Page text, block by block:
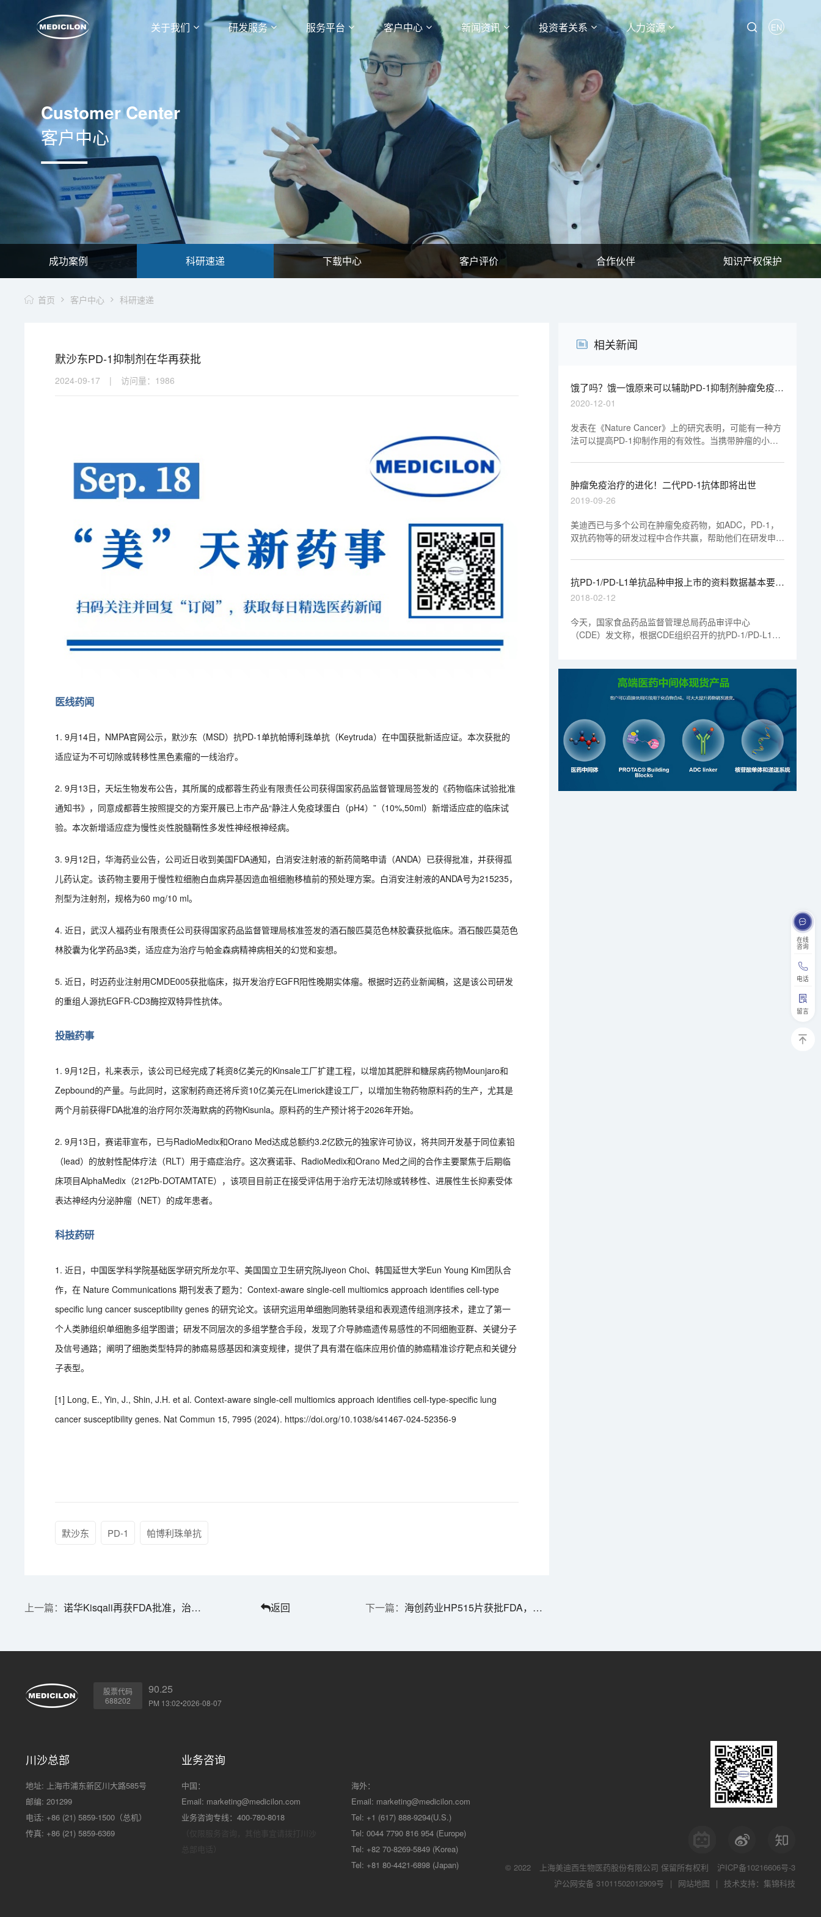
关于我们 研发服务 服务平台 客户中心 新闻资讯 投资者关系 人力资源 EN
在线
咨询
电话
留言
Customer Center
客户中心
成功案例 科研速递 下载中心 客户评价 合作伙伴 知识产权保护
首页 客户中心 科研速递
默沙东PD-1抑制剂在华再获批
2024-09-17 | 访问量： 1986
医线药闻
1. 9月14日，NMPA官网公示，默沙东（MSD）抗PD-1单抗帕博利珠单抗（Keytruda）在中国获批新适应证。本次获批的
适应证为不可切除或转移性黑色素瘤的一线治疗。
2. 9月13日，天坛生物发布公告，其所属的成都蓉生药业有限责任公司获得国家药品监督管理局签发的《药物临床试验批准
通知书》，同意成都蓉生按照提交的方案开展已上市产品“静注人免疫球蛋白（pH4）”（10%,50ml）新增适应症的临床试
验。本次新增适应症为慢性炎性脱髓鞘性多发性神经根神经病。
3. 9月12日，华海药业公告，公司近日收到美国FDA通知，白消安注射液的新药简略申请（ANDA）已获得批准，并获得孤
儿药认定。该药物主要用于慢性粒细胞白血病异基因造血祖细胞移植前的预处理方案。白消安注射液的ANDA号为215235，
剂型为注射剂，规格为60 mg/10 ml。
4. 近日，武汉人福药业有限责任公司获得国家药品监督管理局核准签发的酒石酸匹莫范色林胶囊获批临床。酒石酸匹莫范色
林胶囊为化学药品3类，适应症为治疗与帕金森病精神病相关的幻觉和妄想。
5. 近日，时迈药业注射用CMDE005获批临床，拟开发治疗EGFR阳性晚期实体瘤。根据时迈药业新闻稿，这是该公司研发
的重组人源抗EGFR-CD3酶控双特异性抗体。
投融药事
1. 9月12日，礼来表示，该公司已经完成了耗资8亿美元的Kinsale工厂扩建工程，以增加其肥胖和糖尿病药物Mounjaro和
Zepbound的产量。与此同时，这家制药商还将斥资10亿美元在Limerick建设工厂，以增加生物药物原料药的生产，尤其是
两个月前获得FDA批准的治疗阿尔茨海默病的药物Kisunla。原料药的生产预计将于2026年开始。
2. 9月13日，赛诺菲宣布，已与RadioMedix和Orano Med达成总额约3.2亿欧元的独家许可协议，将共同开发基于同位素铅
（lead）的放射性配体疗法（RLT）用于癌症治疗。这次赛诺菲、RadioMedix和Orano Med之间的合作主要聚焦于后期临
床项目AlphaMedix（212Pb-DOTAMTATE），该项目目前正在接受评估用于治疗无法切除或转移性、进展性生长抑素受体
表达神经内分泌肿瘤（NET）的成年患者。
科技药研
1. 近日，中国医学科学院基础医学研究所龙尔平、美国国立卫生研究院Jiyeon Choi、韩国延世大学Eun Young Kim团队合
作，在 Nature Communications 期刊发表了题为：Context-aware single-cell multiomics approach identifies cell-type
specific lung cancer susceptibility genes 的研究论文。该研究运用单细胞同胞转录组和表观遗传组测序技术，建立了第一
个人类肺组织单细胞多组学图谱；研发不同层次的多组学整合手段，发现了介导肺癌遗传易感性的不同细胞亚群、关键分子
及信号通路；阐明了细胞类型特异的肺癌易感基因和演变规律，提供了具有潜在临床应用价值的肺癌精准诊疗靶点和关键分
子表型。
[1] Long, E., Yin, J., Shin, J.H. et al. Context-aware single-cell multiomics approach identifies cell-type-specific lung
cancer susceptibility genes. Nat Commun 15, 7995 (2024). https://doi.org/10.1038/s41467-024-52356-9
默沙东 PD-1 帕博利珠单抗
诺华Kisqali再获FDA批准，治疗早期乳腺癌 返回 海创药业HP515片获批FDA，用于治疗代谢性脂肪性肝炎（MASH）
相关新闻
饿了吗？饿一饿原来可以辅助PD-1抑制剂肿瘤免疫治
疗
2020-12-01
发表在《Nature Cancer》上的研究表明，可能有一种方
法可以提高PD-1抑制作用的有效性。当携带肿瘤的小鼠
在减少肿瘤生长方面更有效。研究人员将此效应与胰岛素
样生长因子（IGF-1）的水平联系起来，并发现抑制IGF-
1还可有效减少肿瘤的生长。
肿瘤免疫治疗的进化！二代PD-1抗体即将出世
2019-09-26
美迪西已与多个公司在肿瘤免疫药物，如ADC，PD-1，
双抗药物等的研发过程中合作共赢，帮助他们在研发申报
抗PD-1/PD-L1单抗品种申报上市的资料数据基本要求
发布
2018-02-12
今天，国家食品药品监督管理总局药品审评中心
（CDE）发文称，根据CDE组织召开的抗PD-1/PD-L1单
发和申报资料准备参考。
股票代码
688202
90.25
PM 13:02•2026-08-07
川沙总部
地址: 上海市浦东新区川大路585号
邮编: 201299
电话: +86 (21) 5859-1500（总机）
传真: +86 (21) 5859-6369
业务咨询
中国：
Email: marketing@medicilon.com
业务咨询专线：400-780-8018
海外：
Email: marketing@medicilon.com
Tel: +1 (617) 888-9294(U.S.)
Tel: 0044 7790 816 954 (Europe)
Tel: +82 70-8269-5849 (Korea)
Tel: +81 80-4421-6898 (Japan)
© 2022 上海美迪西生物医药股份有限公司 保留所有权利
沪ICP备10216606号-3
沪公网安备 31011502012909号
| 网站地图 | 技术支持：集锦科技